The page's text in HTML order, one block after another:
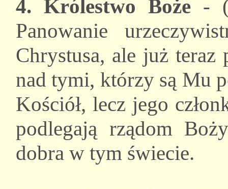
4. Królestwo Boże-
Panowanie
Chrystusa, ale już teraz
nad tymi, którzy są Mu
Kościół, lecz jego
podlegają rządom
dobra w tym świecie.